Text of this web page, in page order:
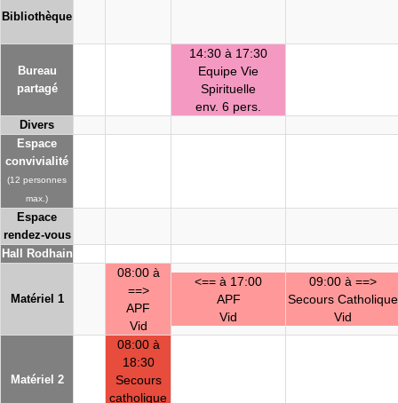
Bibliothèque
Bureau
partagé
14:30 à 17:30
Equipe Vie
Spirituelle
env. 6 pers.
Divers
Espace
convivialité
(12 personnes
max.)
Espace
rendez-vous
Hall Rodhain
Matériel 1
08:00 à
==>
APF
Vid
<== à 17:00
APF
Vid
09:00 à ==>
Secours Catholique
Vid
Matériel 2
08:00 à
18:30
Secours
catholique